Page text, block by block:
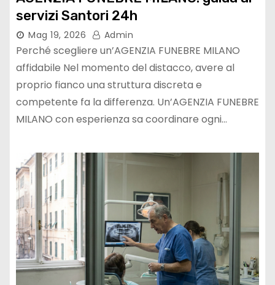
servizi Santori 24h
Mag 19, 2026 Admin
Perché scegliere un’AGENZIA FUNEBRE MILANO
affidabile Nel momento del distacco, avere al
proprio fianco una struttura discreta e
competente fa la differenza. Un’AGENZIA FUNEBRE
MILANO con esperienza sa coordinare ogni…